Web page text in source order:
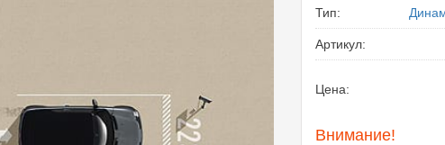
Тип:
Артикул:
Цена:
Внимание!